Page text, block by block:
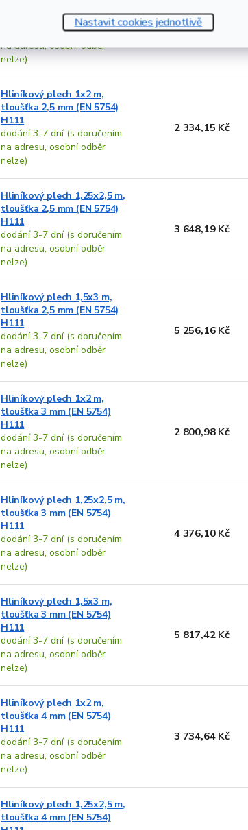
Nastavit cookies jednotlivě
dodání 3-7 dní (s doručením
na adresu, osobní odběr
nelze)
3 878,28 Kč
Hliníkový plech 1x2 m,
tloušťka 2,5 mm (EN 5754)
H111
dodání 3-7 dní (s doručením
na adresu, osobní odběr
nelze)
2 334,15 Kč
Hliníkový plech 1,25x2,5 m,
tloušťka 2,5 mm (EN 5754)
H111
dodání 3-7 dní (s doručením
na adresu, osobní odběr
nelze)
3 648,19 Kč
Hliníkový plech 1,5x3 m,
tloušťka 2,5 mm (EN 5754)
H111
dodání 3-7 dní (s doručením
na adresu, osobní odběr
nelze)
5 256,16 Kč
Hliníkový plech 1x2 m,
tloušťka 3 mm (EN 5754)
H111
dodání 3-7 dní (s doručením
na adresu, osobní odběr
nelze)
2 800,98 Kč
Hliníkový plech 1,25x2,5 m,
tloušťka 3 mm (EN 5754)
H111
dodání 3-7 dní (s doručením
na adresu, osobní odběr
nelze)
4 376,10 Kč
Hliníkový plech 1,5x3 m,
tloušťka 3 mm (EN 5754)
H111
dodání 3-7 dní (s doručením
na adresu, osobní odběr
nelze)
5 817,42 Kč
Hliníkový plech 1x2 m,
tloušťka 4 mm (EN 5754)
H111
dodání 3-7 dní (s doručením
na adresu, osobní odběr
nelze)
3 734,64 Kč
Hliníkový plech 1,25x2,5 m,
tloušťka 4 mm (EN 5754)